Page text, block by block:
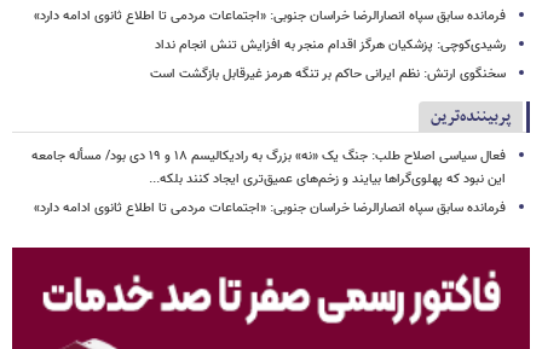
فرمانده سابق سپاه انصارالرضا خراسان جنوبی: «اجتماعات مردمی تا اطلاع ثانوی ادامه دارد»
رشیدی‌کوچی: پزشکیان هرگز اقدام منجر به افزایش تنش انجام نداد
سخنگوی ارتش: نظم ایرانی حاکم بر تنگه هرمز غیرقابل بازگشت است
پربیننده‌ترین
فعال سیاسی اصلاح طلب: جنگ یک «نه» بزرگ به رادیکالیسم ۱۸ و ۱۹ دی بود/ مسأله جامعه
این نبود که پهلوی‌گراها بیایند و زخم‌های عمیق‌تری ایجاد کنند بلکه...
فرمانده سابق سپاه انصارالرضا خراسان جنوبی: «اجتماعات مردمی تا اطلاع ثانوی ادامه دارد»